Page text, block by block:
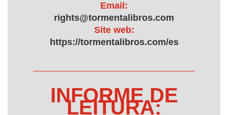
Email:
rights@tormentalibros.com
Site web:
https://tormentalibros.com/es
INFORME DE
LEITURA: